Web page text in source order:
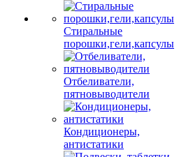
Стиральные
порошки,гели,капсулы
Отбеливатели,
пятновыводители
Кондиционеры,
антистатики